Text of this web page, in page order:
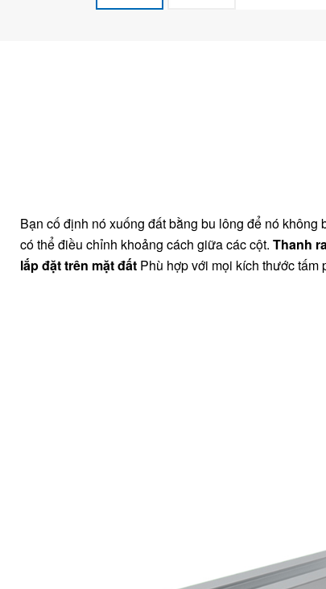
Bạn cố định nó xuống đất bằng bu lông để nó không
có thể điều chỉnh khoảng cách giữa các cột. Thanh
lắp đặt trên mặt đất Phù hợp với mọi kích thước tấm